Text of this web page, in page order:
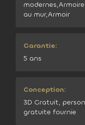
au mur,Armoir
Garantie:
5 ans
Conception:
3D Gratuit,
gratuite fournie